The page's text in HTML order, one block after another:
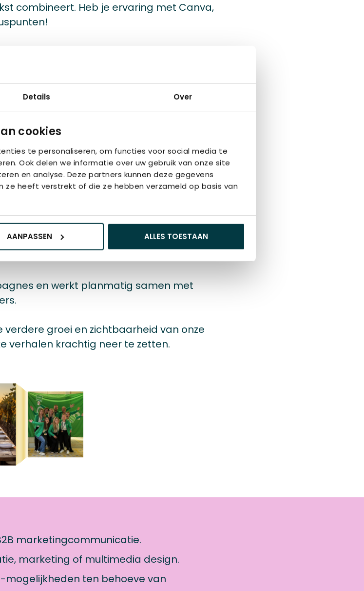
Details Over
cookies
te personaliseren, om functies voor social media te
Ook delen we informatie over uw gebruik van onze site
en analyse. Deze partners kunnen deze gegevens
heeft verstrekt of die ze hebben verzameld op basis van
AANPASSEN ALLES TOESTAAN
combineert. Heb je ervaring met Canva,
on the spot: jij bent flexibel
en helpt graag collega’s zonder dat
Jij haalt energie uit ontzorgen en
team en weet anderen te motiveren
instelling.
met verrassende attenties,
en werkt planmatig samen met
groei en zichtbaarheid van onze
verhalen krachtig neer te zetten.
marketingcommunicatie.
marketing of multimedia design.
mogelijkheden ten behoeve van